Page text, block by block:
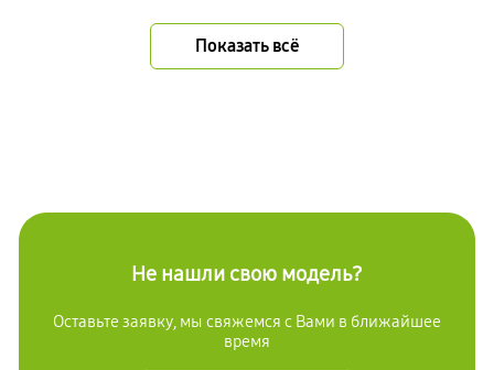
Показать всё
Не нашли свою модель?
Оставьте заявку, мы свяжемся с Вами в ближайшее
время